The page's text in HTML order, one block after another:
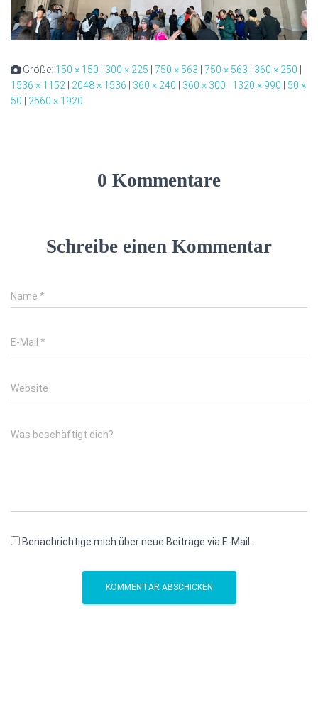
Größe: 150 × 150 | 300 × 225 | 750 × 563 | 750 × 563 | 360 × 250 |
1536 × 1152 | 2048 × 1536 | 360 × 240 | 360 × 300 | 1320 × 990 | 50 ×
50 | 2560 × 1920
0 Kommentare
Schreibe einen Kommentar
Name *
E-Mail *
Website
Was beschäftigt dich?
Benachrichtige mich über neue Beiträge via E-Mail.